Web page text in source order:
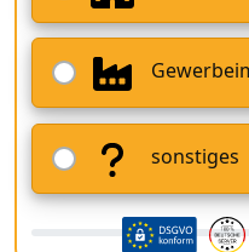
sonstiges